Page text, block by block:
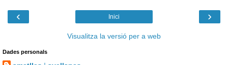
‹ ›
Inici
Visualitza la versió per a web
Dades personals